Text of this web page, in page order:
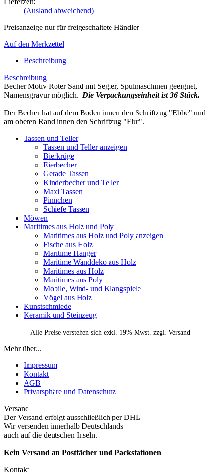
(Ausland abweichend)
Preisanzeige nur für freigeschaltete Händler
Auf den Merkzettel
Beschreibung
Beschreibung
Becher Motiv Roter Sand mit Segler, Spülmaschinen geeignet,
Namensgravur möglich. Die Verpackungseinheit ist 36 Stück.
Der Becher hat auf dem Boden innen den Schriftzug "Ebbe" und
am oberen Rand innen den Schriftzug "Flut".
Tassen und Teller
Tassen und Teller anzeigen
Bierkrüge
Eierbecher
Gerade Tassen
Kinderbecher und Teller
Maxi Tassen
Pinnchen
Schiefe Tassen
Möwen
Maritimes aus Holz und Poly
Maritimes aus Holz und Poly anzeigen
Fische aus Holz
Maritime Hänger
Maritime Wanddeko aus Holz
Maritimes aus Holz
Maritimes aus Poly
Mobile, Wind- und Klangspiele
Vögel aus Holz
Kunstschmiede
Keramik und Steinzeug
Alle Preise verstehen sich exkl. 19% Mwst. zzgl. Versand
Mehr über...
Impressum
Kontakt
AGB
Privatsphäre und Datenschutz
Versand
Der Versand erfolgt ausschließlich per DHL
Wir versenden innerhalb Deutschlands
auch auf die deutschen Inseln.
Kein Versand an Postfächer und Packstationen
Kontakt